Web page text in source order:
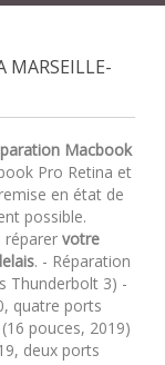
MARSEILLE-
Macbook
Pro Retina et
en état de
possible.
réparer votre
. - Réparation
Thunderbolt 3) -
quatre ports
pouces, 2019)
deux ports